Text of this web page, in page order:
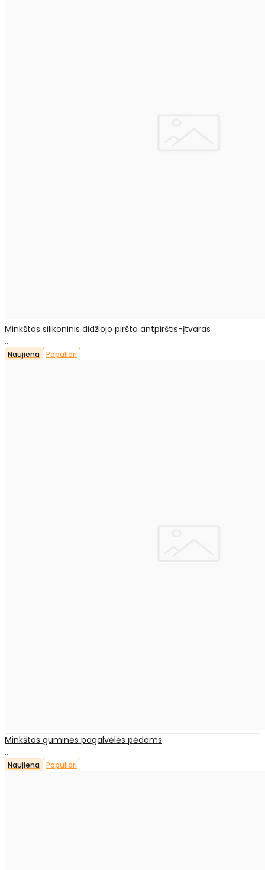
Minkštas silikoninis didžiojo piršto antpirštis-įtvaras
..
Naujiena Populiari
Minkštos guminės pagalvėlės pėdoms
..
Naujiena Populiari